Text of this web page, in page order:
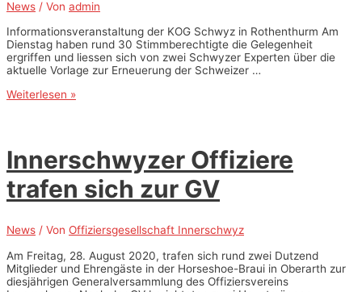
News / Von admin
Informationsveranstaltung der KOG Schwyz in Rothenthurm Am
Dienstag haben rund 30 Stimmberechtigte die Gelegenheit
ergriffen und liessen sich von zwei Schwyzer Experten über die
aktuelle Vorlage zur Erneuerung der Schweizer …
Fakten
Kampfjets
Weiterlesen »
Innerschwyzer Offiziere
trafen sich zur GV
News / Von Offiziersgesellschaft Innerschwyz
Am Freitag, 28. August 2020, trafen sich rund zwei Dutzend
Mitglieder und Ehrengäste in der Horseshoe-Braui in Oberarth zur
diesjährigen Generalversammlung des Offiziersvereins